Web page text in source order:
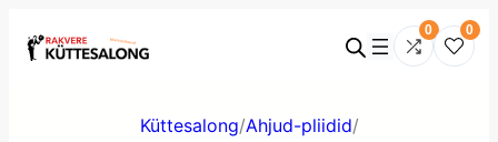
0 0
Küttesalong/Ahjud-pliidid/